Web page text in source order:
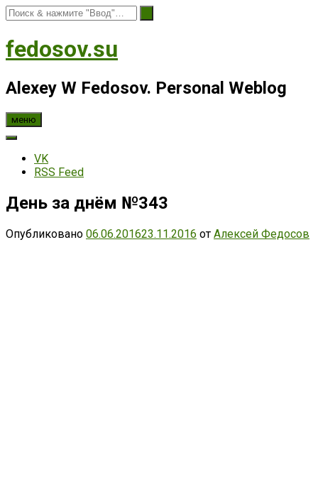
fedosov.su
Alexey W Fedosov. Personal Weblog
меню
VK
RSS Feed
День за днём №343
Опубликовано 06.06.201623.11.2016 от Алексей Федосов